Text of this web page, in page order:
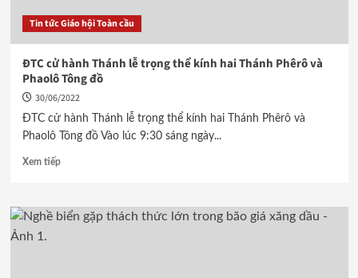
Tin tức Giáo hội Toàn cầu
ĐTC cử hành Thánh lễ trọng thể kính hai Thánh Phêrô và
Phaolô Tông đồ
30/06/2022
ĐTC cử hành Thánh lễ trọng thể kính hai Thánh Phêrô và
Phaolô Tông đồ Vào lúc 9:30 sáng ngày...
Xem tiếp